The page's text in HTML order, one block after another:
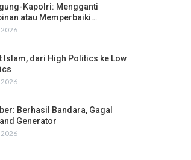
Kapolri: Mengganti
atau Memperbaiki…
2026
Islam, dari High Politics ke Low
2026
Berhasil Bandara, Gagal
Generator
2026